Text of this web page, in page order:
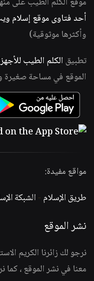
أحد فتاوى موقع إسلام
وأكثرها موثوقية)
تطبيق الكلم الطيب
الموقع في مساحة صغيرة
مواقع مفيدة:
طريق الإسلام -الشبكة
نشر الموقع
نرجو لك زائرنا الكريم
معنا في نشر الموقع ، كما